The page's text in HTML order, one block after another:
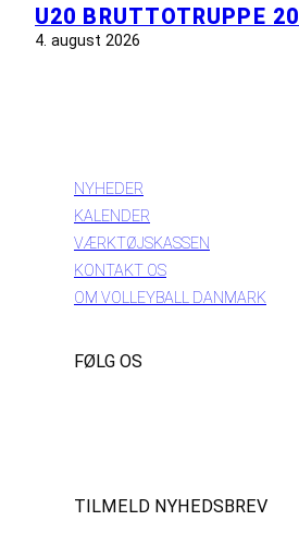
U20 BRUTTOTRUPPE
4. august 2026
NYHEDER
KALENDER
VÆRKTØJSKASSEN
KONTAKT OS
OM VOLLEYBALL DANMARK
FØLG OS
TILMELD NYHEDSBREV